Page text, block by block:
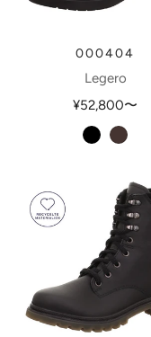
000404
Legero
¥52,800〜
schwarzossido